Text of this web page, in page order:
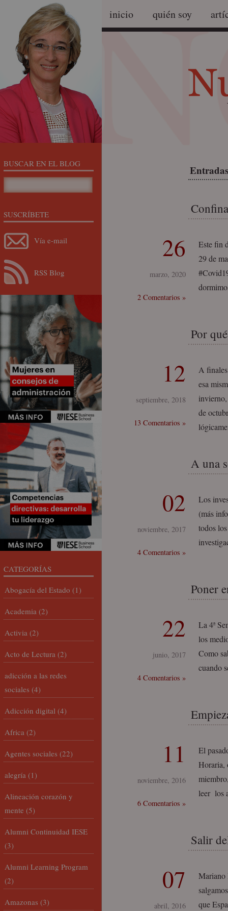
inicio quién soy
26
marzo, 2020
2 Comentarios »
Este fin
29 de
Por
12
septiembre, 2018
13 Comentarios »
A
esa
de
A una
02
noviembre, 2017
4 Comentarios »
Los
(más
todos
Poner
22
junio, 2017
4 Comentarios »
La 4ª
los
Como
cuando
11
noviembre, 2016
6 Comentarios »
El
Horaria,
leer los
Salir
07
abril, 2016
Mariano
que
BUSCAR EN EL BLOG
SUSCRÍBETE
Vía e-mail
RSS Blog
CATEGORÍAS
Abogacía del Estado (1)
Academia (2)
Activia (2)
Acto de Lectura (2)
adicción a las redes
sociales (4)
Adicción digital (4)
Africa (2)
Agentes sociales (22)
alegría (1)
Alineación corazón y
mente (5)
Alumni Continuidad IESE
(3)
Alumni Learning Program
(2)
Amazonas (3)